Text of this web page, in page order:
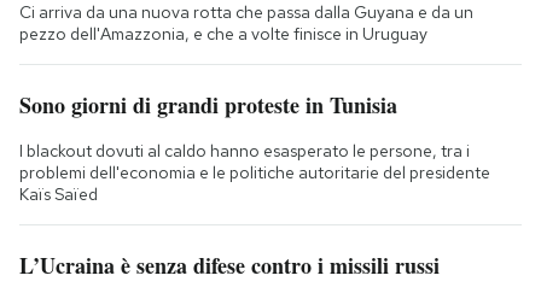
Ci arriva da una nuova rotta che passa dalla Guyana e da un
pezzo dell'Amazzonia, e che a volte finisce in Uruguay
Sono giorni di grandi proteste in Tunisia
I blackout dovuti al caldo hanno esasperato le persone, tra i
problemi dell'economia e le politiche autoritarie del presidente
Kaïs Saïed
L’Ucraina è senza difese contro i missili russi